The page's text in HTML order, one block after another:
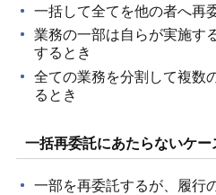
一括して全てを他の者へ再
業務の一部は自らが実施す
するとき
全ての業務を分割して複数
るとき
一括再委託にあたらないケー
一部を再委託するが、履行